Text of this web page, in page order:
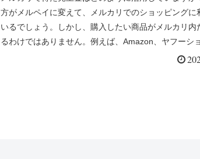
方がメルペイに変えて、メルカリでのショッピングに
いるでしょう。しかし、購入したい商品がメルカリ内
るわけではありません。例えば、Amazon、ヤフーシ